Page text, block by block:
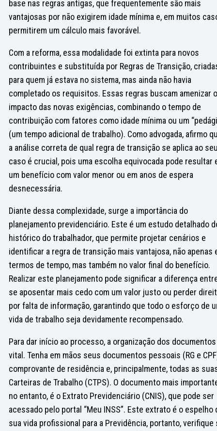
base nas regras antigas, que frequentemente são mais
vantajosas por não exigirem idade mínima e, em muitos
permitirem um cálculo mais favorável.
Com a reforma, essa modalidade foi extinta para novos
contribuintes e substituída por Regras de Transição,
para quem já estava no sistema, mas ainda não havia
completado os requisitos. Essas regras buscam amenizar o
impacto das novas exigências, combinando o tempo de
contribuição com fatores como idade mínima ou um
(um tempo adicional de trabalho). Como advogada, afirmo
a análise correta de qual regra de transição se aplica ao
caso é crucial, pois uma escolha equivocada pode resultar
um benefício com valor menor ou em anos de espera
desnecessária.
Diante dessa complexidade, surge a importância do
planejamento previdenciário. Este é um estudo detalhado
histórico do trabalhador, que permite projetar cenários e
identificar a regra de transição mais vantajosa, não apenas
termos de tempo, mas também no valor final do benefício.
Realizar este planejamento pode significar a diferença
se aposentar mais cedo com um valor justo ou perder
por falta de informação, garantindo que todo o esforço de
vida de trabalho seja devidamente recompensado.
Para dar início ao processo, a organização dos
vital. Tenha em mãos seus documentos pessoais (RG e
comprovante de residência e, principalmente, todas as
Carteiras de Trabalho (CTPS). O documento mais
no entanto, é o Extrato Previdenciário (CNIS), que pode ser
acessado pelo portal “Meu INSS”. Este extrato é o espelho
sua vida profissional para a Previdência, portanto, verifique